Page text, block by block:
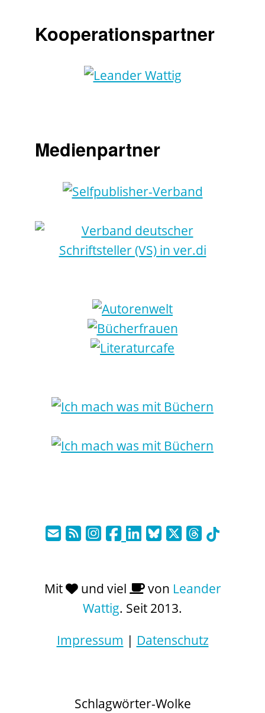
Kooperationspartner
Medienpartner
Mit und viel von Leander
Wattig. Seit 2013.
Impressum | Datenschutz
Schlagwörter-Wolke